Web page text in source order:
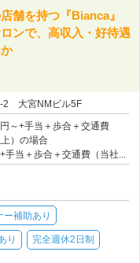
舗を持つ『Bianca』
ンで、高収入・好待遇
2 大宮NMビル5F
～+手当＋歩合＋交通費
）の場合
手当＋歩合＋交通費（当社...
ー補助あり
り 完全週休2日制